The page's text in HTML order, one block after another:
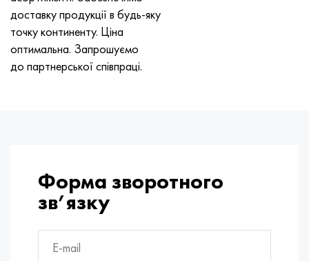
доставку продукції в будь-яку
точку континенту. Ціна
оптимальна. Запрошуємо
до партнерської співпраці.
Форма зворотного
зв’язку
Хастеллой C-276
Хастеллой C2000
Хастеллой 3
Удимет 720
40ХФА, 1.7223, aisi 4142
45Х, 45h, 1.7035
45ХН2МФА, k2425, 45hnmf